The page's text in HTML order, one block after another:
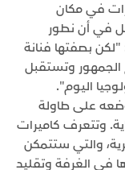
في مكان
في أن نطور
بصفتها فنانة
الجمهور وتستقبل
اليوم".
على طاولة
وتتعرف كاميرات
والتي ستتمكن
في الغرفة وتقليد